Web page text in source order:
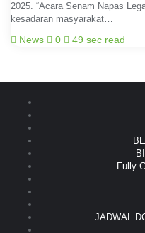
2025. “Acara Senam Napas
kesadaran masyarakat…
News 0 49 sec read
Fully
JADWAL